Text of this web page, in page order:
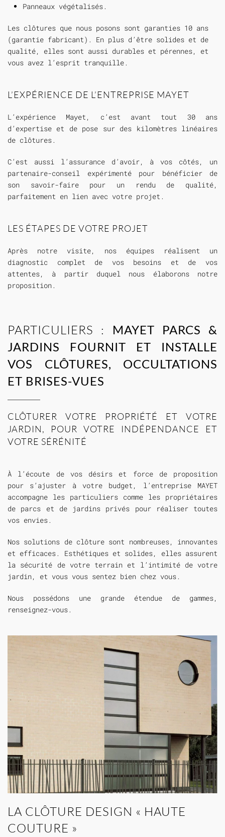
Panneaux végétalisés.
Les clôtures que nous posons sont garanties 10 ans
(garantie fabricant). En plus d’être solides et de
qualité, elles sont aussi durables et pérennes, et
vous avez l’esprit tranquille.
L’EXPÉRIENCE DE L’ENTREPRISE MAYET
L’expérience Mayet, c’est avant tout 30 ans
d’expertise et de pose sur des kilomètres linéaires
de clôtures.
C’est aussi l’assurance d’avoir, à vos côtés, un
partenaire-conseil expérimenté pour bénéficier de
son savoir-faire pour un rendu de qualité,
parfaitement en lien avec votre projet.
LES ÉTAPES DE VOTRE PROJET
Après notre visite, nos équipes réalisent un
diagnostic complet de vos besoins et de vos
attentes, à partir duquel nous élaborons notre
proposition.
PARTICULIERS :
MAYET PARCS &
JARDINS FOURNIT ET INSTALLE
VOS CLÔTURES, OCCULTATIONS
ET BRISES-VUES
CLÔTURER VOTRE PROPRIÉTÉ ET VOTRE
JARDIN, POUR VOTRE INDÉPENDANCE ET
VOTRE SÉRÉNITÉ
À l’écoute de vos désirs et force de proposition
pour s’ajuster à votre budget, l’entreprise MAYET
accompagne les particuliers comme les propriétaires
de parcs et de jardins privés pour réaliser toutes
vos envies.
Nos solutions de clôture sont nombreuses, innovantes
et efficaces. Esthétiques et solides, elles assurent
la sécurité de votre terrain et l’intimité de votre
jardin, et vous vous sentez bien chez vous.
Nous possédons une grande étendue de gammes,
renseignez-vous.
LA CLÔTURE DESIGN « HAUTE
COUTURE »